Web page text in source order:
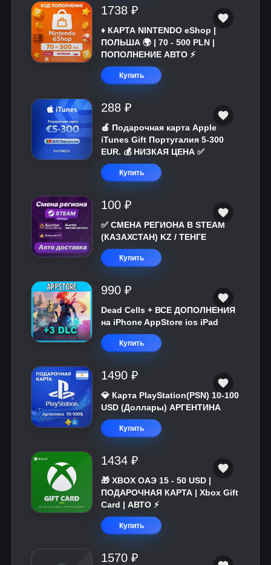
1738 ₽
♦️ КАРТА NINTENDO eShop |
ПОЛЬША 🌍 | 70 - 500 PLN |
ПОПОЛНЕНИЕ АВТО ⚡
Купить
288 ₽
🍎 Подарочная карта Apple
iTunes Gift Португалия 5-300
EUR. 💰 НИЗКАЯ ЦЕНА ✅
Купить
100 ₽
✅ СМЕНА РЕГИОНА В STEAM
(КАЗАХСТАН) KZ / ТЕНГЕ
Купить
990 ₽
Dead Cells + ВСЕ ДОПОЛНЕНИЯ
на iPhone AppStore ios iPad
Купить
1490 ₽
💎 Карта PlayStation(PSN) 10-100
USD (Доллары) АРГЕНТИНА
Купить
1434 ₽
🎁 XBOX ОАЭ 15 - 50 USD |
ПОДАРОЧНАЯ КАРТА | Xbox Gift
Card | АВТО ⚡
Купить
1570 ₽